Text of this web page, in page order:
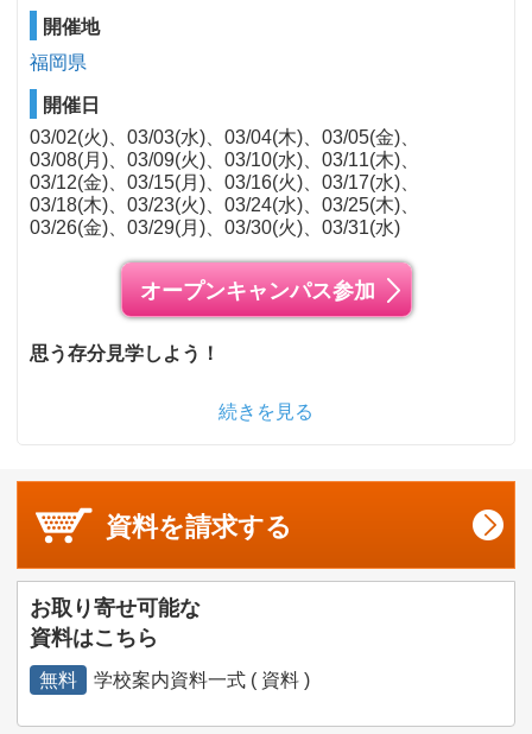
開催地
福岡県
開催日
03/02(火)
03/03(水) 03/04(木)
03/05(金)
03/08(月)
03/09(火) 03/10(水)
03/11(木)
03/12(金)
03/15(月) 03/16(火)
03/17(水)
03/18(木)
03/23(火) 03/24(水)
03/25(木)
03/26(金)
03/29(月) 03/30(火) 03/31(水)
オープンキャンパス参加
思う存分見学しよう！
続きを見る
資料を請求する
お取り寄せ可能な
資料はこちら
無料 学校案内資料一式 ( 資料 )